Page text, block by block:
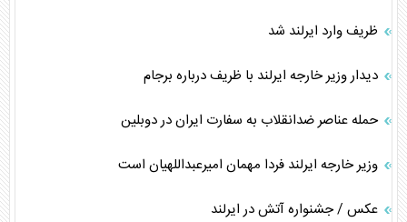
ظریف وارد ایرلند شد
دیدار وزیر خارجه ایرلند با ظریف درباره برجام
حمله عناصر ضدانقلاب به سفارت ایران در دوبلین
وزیر خارجه ایرلند فردا مهمان امیرعبداللهیان است
عکس / جشنواره آتش در ایرلند